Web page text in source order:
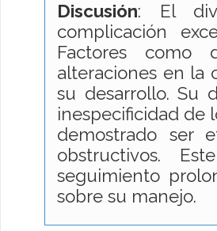
Discusión: El
complicación
Factores como
alteraciones en la
su desarrollo. Su
inespecificidad de
demostrado ser
obstructivos.
seguimiento
sobre su manejo.